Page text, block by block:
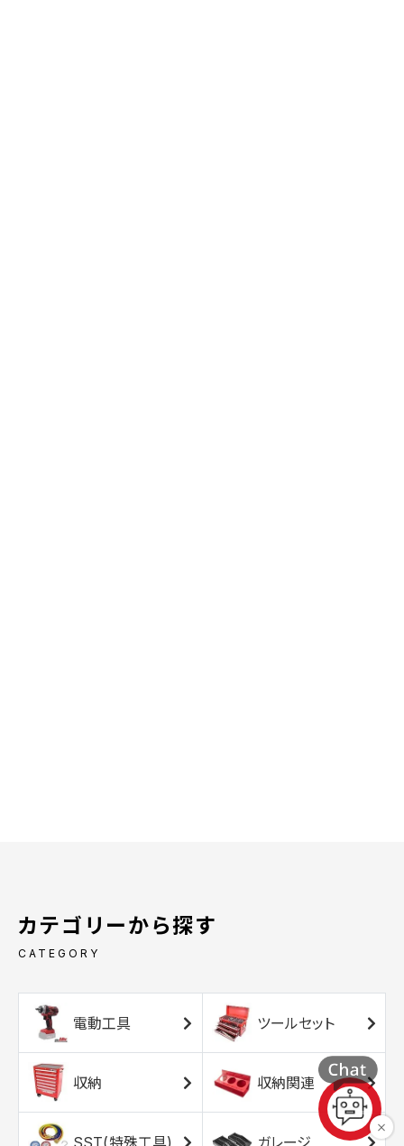
カテゴリーから探す
CATEGORY
電動工具 ツールセット
収納 収納関連
SST(特殊工具) ガレージ